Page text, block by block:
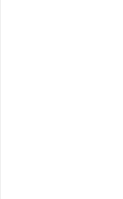
Ремонт
Ремонт